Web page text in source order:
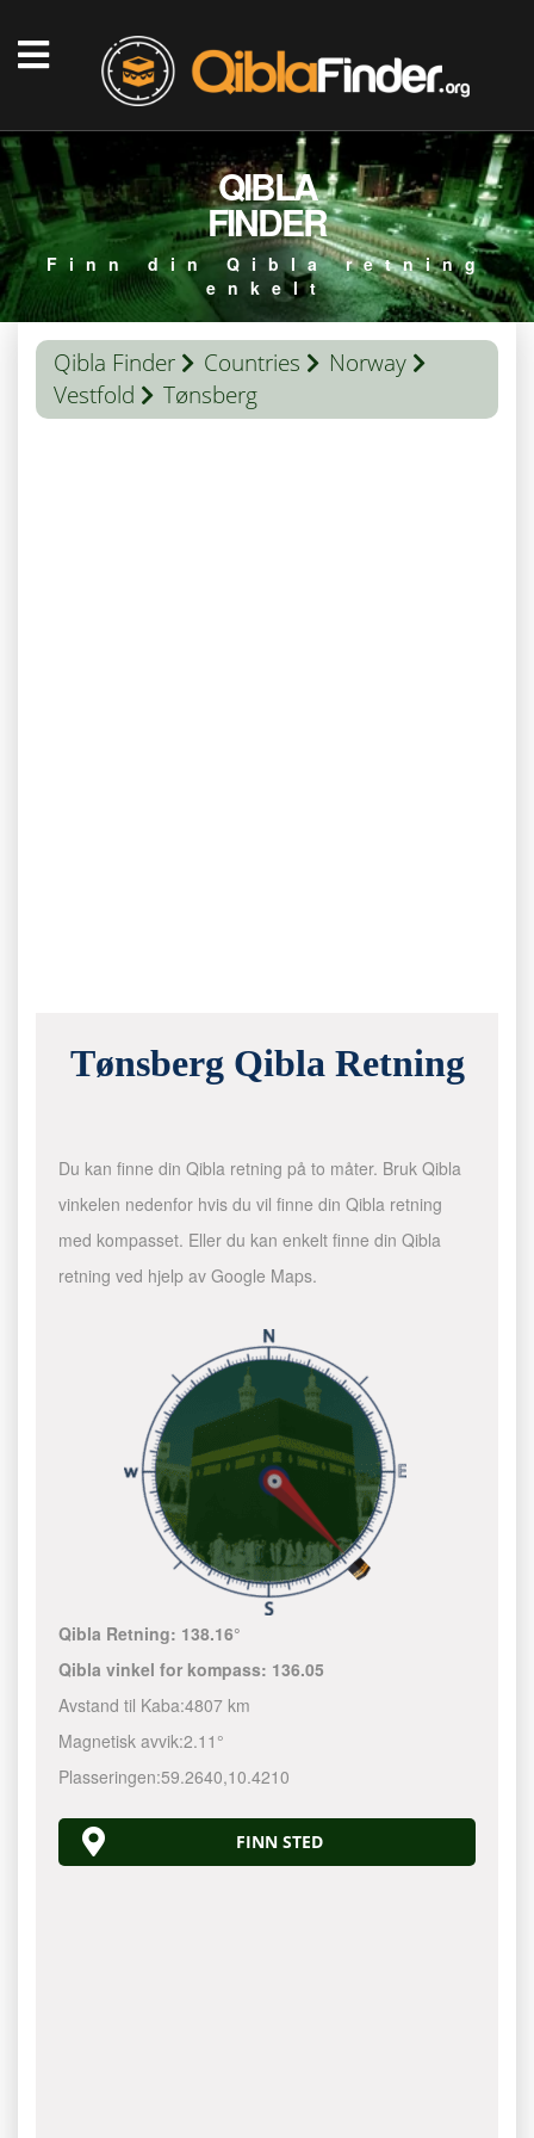
QIBLA
FINDER
Finn din Qibla retning
enkelt
Qibla Finder Countries
Norway
Vestfold
Tønsberg
Tønsberg Qibla Retning
Du kan finne din Qibla retning på to måter. Bruk Qibla
vinkelen nedenfor hvis du vil finne din Qibla retning
med kompasset. Eller du kan enkelt finne din Qibla
retning ved hjelp av Google Maps.
Qibla Retning: 138.16°
Qibla vinkel for kompass: 136.05
Avstand til Kaba:4807 km
Magnetisk avvik:2.11°
Plasseringen:59.2640,10.4210
FINN STED